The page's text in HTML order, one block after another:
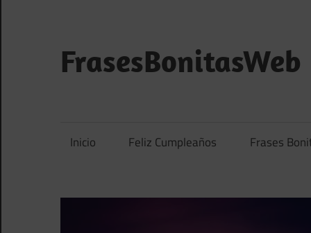
contenido
FrasesBonitasWeb
y
Inicio Feliz Cumpleaños Frases